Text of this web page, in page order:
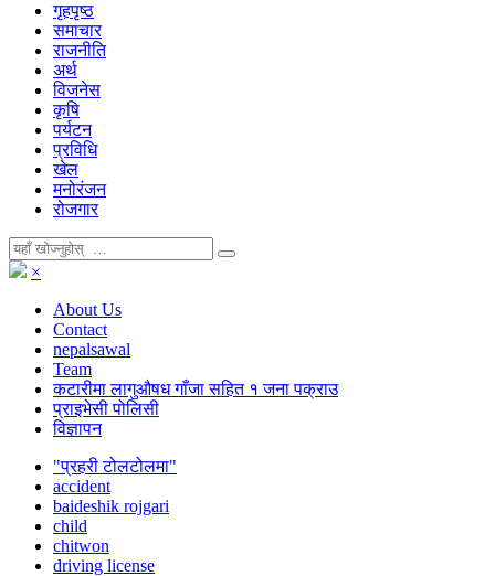
गृहपृष्ठ
समाचार
राजनीति
अर्थ
विजनेस
कृषि
पर्यटन
प्रविधि
खेल
मनोरंजन
रोजगार
×
About Us
Contact
nepalsawal
Team
कटारीमा लागुऔषध गाँजा सहित १ जना पक्राउ
प्राइभेसी पोलिसी
विज्ञापन
"प्रहरी टोलटोलमा"
accident
baideshik rojgari
child
chitwon
driving license